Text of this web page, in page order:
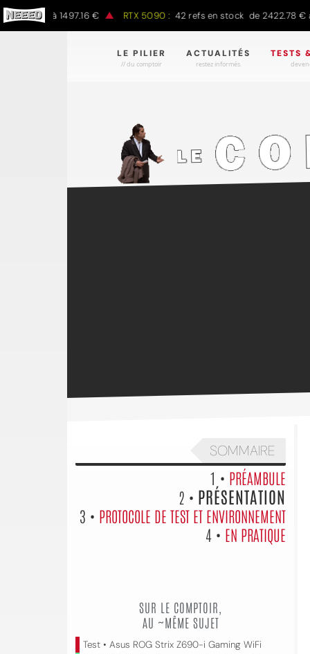
€ à 1497.16 € RTX 5090 : 42 refs en stock de 2422.78 € à
LE PILIER
// du comptoir
ACTUALITÉS
restez informés.
TESTS
SOMMAIRE
1 • PRÉAMBULE
2 • PRÉSENTATION
3 • PROTOCOLE DE TEST ET ENVIRONNEMENT
4 • EN PRATIQUE
SUR LE COMPTOIR,
AU ~MÊME SUJET
Test • Asus ROG Strix Z690-i Gaming WiFi